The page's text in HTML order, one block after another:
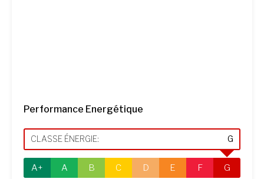
Performance Energétique
CLASSE ÉNERGIE: G
A+ A B C D E F G